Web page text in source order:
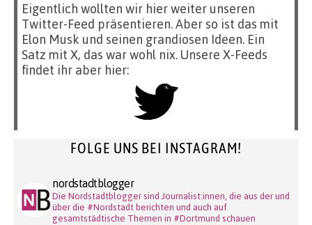
Eigentlich wollten wir hier weiter unseren
Twitter-Feed präsentieren. Aber so ist das mit
Elon Musk und seinen grandiosen Ideen. Ein
Satz mit X, das war wohl nix. Unsere X-Feeds
findet ihr aber hier:
FOLGE UNS BEI INSTAGRAM!
nordstadtblogger
Die Nordstadtblogger sind Journalist:innen, die aus der und
über die #Nordstadt berichten und auch auf
gesamtstädtische Themen in #Dortmund schauen